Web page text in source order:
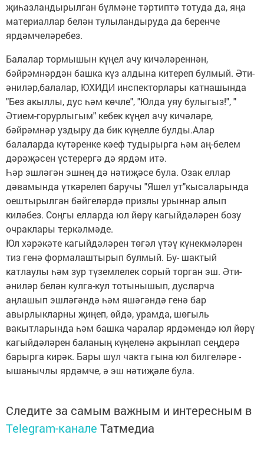
җиһазландырылган бүлмәне тәртиптә тотуда да, яңа
материаллар белән тулыландыруда да беренче
ярдәмчеләребез.
Балалар тормышын күңел ачу кичәләреннән,
бәйрәмнәрдән башка күз алдына китереп булмый. Әти-
әниләр,балалар, ЮХИДИ инспекторлары катнашында
"Без акыллы, дус һәм көчле", "Юлда уяу булыгыз!", "
Әтием-горурлыгым" кебек күңел ачу кичәләре,
бәйрәмнәр уздыру да бик күңелле булды.Алар
балаларда күтәренке кәеф тудырырга һәм аң-белем
дәрәҗәсен үстерергә дә ярдәм итә.
Һәр эшләгән эшнең дә нәтиҗәсе була. Озак еллар
дәвамында үткәрелеп баручы "Яшел ут"кысаларында
оештырылган бәйгеләрдә призлы урыннар алып
киләбез. Соңгы елларда юл йөрү кагыйдәләрен бозу
очраклары теркәлмәде.
Юл хәрәкәте кагыйдәләрен төгәл үтәү күнекмәләрен
тиз генә формалаштырып булмый. Бу- шактый
катлаулы һәм зур түземлелек сорый торган эш. Әти-
әниләр белән кулга-кул тотынышып, дусларча
аңлашып эшләгәндә һәм яшәгәндә генә бар
авырлыкларны җиңеп, өйдә, урамда, шөгыль
вакытларында һәм башка чаралар ярдәмендә юл йөрү
кагыйдәләрен баланың күңеленә акрынлап сеңдерә
барырга кирәк. Бары шул чакта гына юл билгеләре -
ышанычлы ярдәмче, ә эш нәтиҗәле була.
Следите за самым важным и интересным в
Telegram-канале Татмедиа